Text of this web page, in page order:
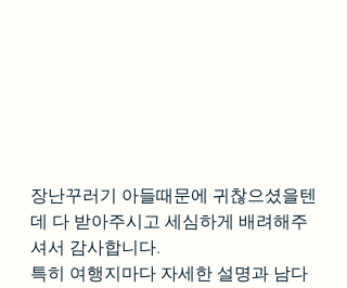
장난꾸러기 아들때문에 귀찮으셨을텐
데 다 받아주시고 세심하게 배려해주
셔서 감사합니다.
특히 여행지마다 자세한 설명과 남다